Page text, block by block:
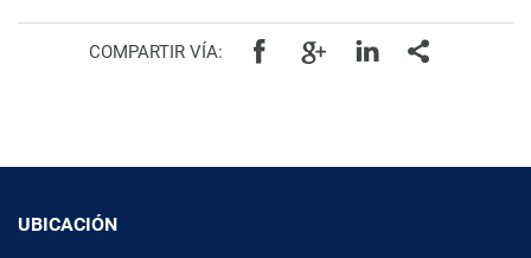
COMPARTIR VÍA:
UBICACIÓN